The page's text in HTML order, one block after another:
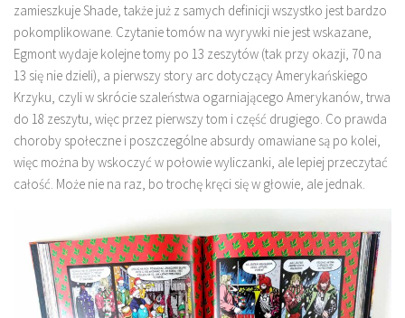
zamieszkuje Shade, także już z samych definicji wszystko jest bardzo
pokomplikowane. Czytanie tomów na wyrywki nie jest wskazane,
Egmont wydaje kolejne tomy po 13 zeszytów (tak przy okazji, 70 na
13 się nie dzieli), a pierwszy story arc dotyczący Amerykańskiego
Krzyku, czyli w skrócie szaleństwa ogarniającego Amerykanów, trwa
do 18 zeszytu, więc przez pierwszy tom i część drugiego. Co prawda
choroby społeczne i poszczególne absurdy omawiane są po kolei,
więc można by wskoczyć w połowie wyliczanki, ale lepiej przeczytać
całość. Może nie na raz, bo trochę kręci się w głowie, ale jednak.